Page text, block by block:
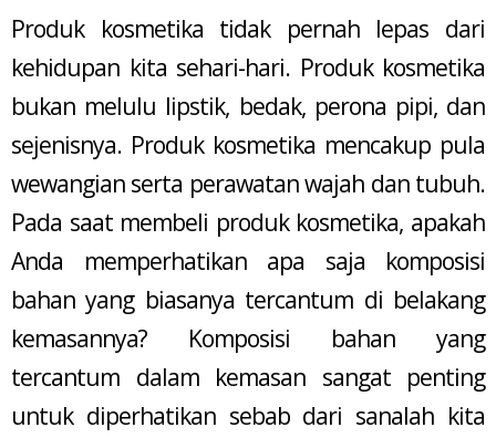
Produk kosmetika tidak pernah lepas dari
kehidupan kita sehari-hari. Produk kosmetika
bukan melulu lipstik, bedak, perona pipi, dan
sejenisnya. Produk kosmetika mencakup pula
wewangian serta perawatan wajah dan tubuh.
Pada saat membeli produk kosmetika, apakah
Anda memperhatikan apa saja komposisi
bahan yang biasanya tercantum di belakang
kemasannya? Komposisi bahan yang
tercantum dalam kemasan sangat penting
untuk diperhatikan sebab dari sanalah kita